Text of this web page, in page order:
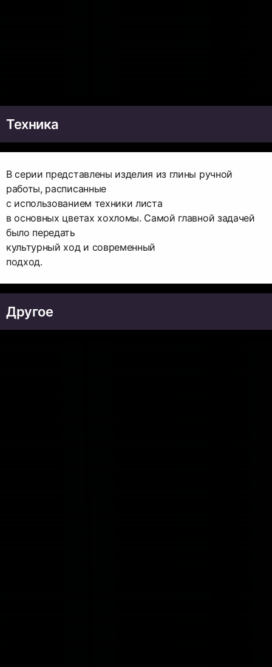
Техника
В серии представлены изделия из глины ручной
работы, расписанные
с использованием техники листа
в основных цветах хохломы. Самой главной задачей
было передать
культурный ход и современный
подход.
Другое